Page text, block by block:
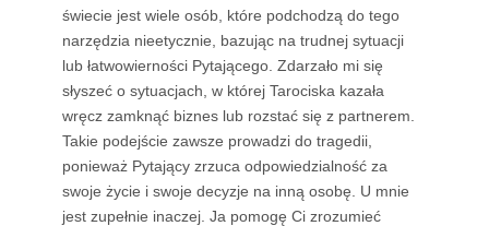
świecie jest wiele osób, które podchodzą do tego
narzędzia nieetycznie, bazując na trudnej sytuacji
lub łatwowierności Pytającego. Zdarzało mi się
słyszeć o sytuacjach, w której Tarociska kazała
wręcz zamknąć biznes lub rozstać się z partnerem.
Takie podejście zawsze prowadzi do tragedii,
ponieważ Pytający zrzuca odpowiedzialność za
swoje życie i swoje decyzje na inną osobę. U mnie
jest zupełnie inaczej. Ja pomogę Ci zrozumieć